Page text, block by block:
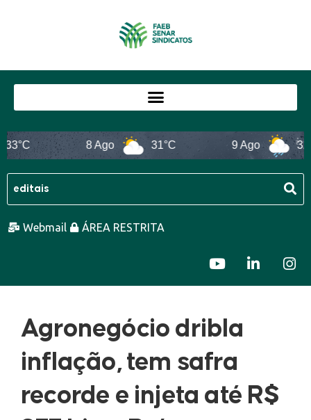
8 Ago 31°C 9 Ago 32°C
Webmail ÁREA RESTRITA
Agronegócio dribla
inflação, tem safra
recorde e injeta até R$